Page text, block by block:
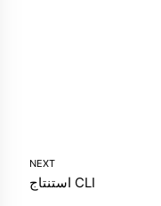
NEXT
CLI استنتاج